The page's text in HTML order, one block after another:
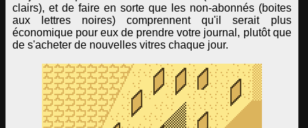
clairs), et de faire en sorte que les non-abonnés (boites
aux lettres noires) comprennent qu'il serait plus
économique pour eux de prendre votre journal, plutôt que
de s'acheter de nouvelles vitres chaque jour.